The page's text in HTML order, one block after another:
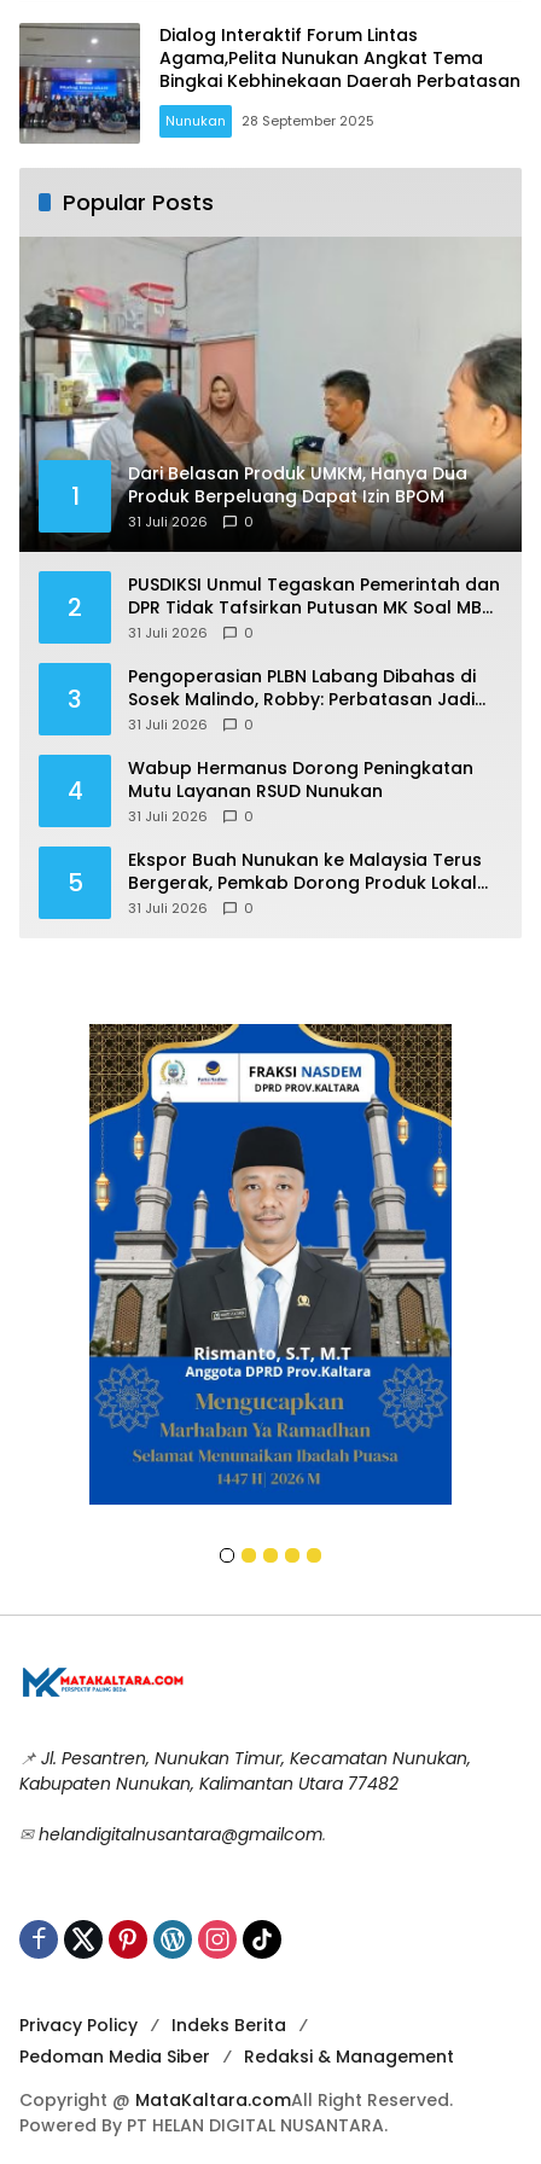
Dialog Interaktif Forum Lintas
Agama,Pelita Nunukan Angkat Tema
Bingkai Kebhinekaan Daerah Perbatasan
Nunukan 28 September 2025
Popular Posts
1
Dari Belasan Produk UMKM, Hanya Dua
Produk Berpeluang Dapat Izin BPOM
31 Juli 2026 0
2
PUSDIKSI Unmul Tegaskan Pemerintah dan
DPR Tidak Tafsirkan Putusan MK Soal MBG
Sesuka Hati
31 Juli 2026 0
3
Pengoperasian PLBN Labang Dibahas di
Sosek Malindo, Robby: Perbatasan Jadi
Motor Ekonomi
31 Juli 2026 0
4
Wabup Hermanus Dorong Peningkatan
Mutu Layanan RSUD Nunukan
31 Juli 2026 0
5
Ekspor Buah Nunukan ke Malaysia Terus
Bergerak, Pemkab Dorong Produk Lokal
Naik Kelas
31 Juli 2026 0
📌 Jl. Pesantren, Nunukan Timur, Kecamatan Nunukan,
Kabupaten Nunukan, Kalimantan Utara 77482
✉ helandigitalnusantara@gmailcom.
Privacy Policy
Indeks Berita
Pedoman Media Siber
Redaksi & Management
Copyright @ MataKaltara.comAll Right Reserved.
Powered By PT HELAN DIGITAL NUSANTARA.